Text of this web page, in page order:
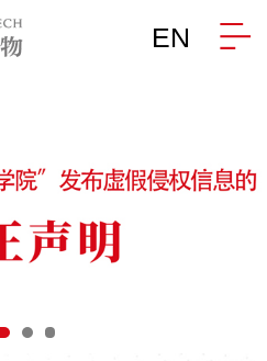
EN